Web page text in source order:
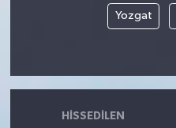
Yozgat
HISSEDILEN